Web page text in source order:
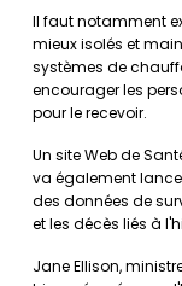
Il faut notamment
mieux isolés et
systèmes de
encourager les
pour le recevoir.
Un site Web de
va également
des données de
et les décès liés à
Jane Ellison,